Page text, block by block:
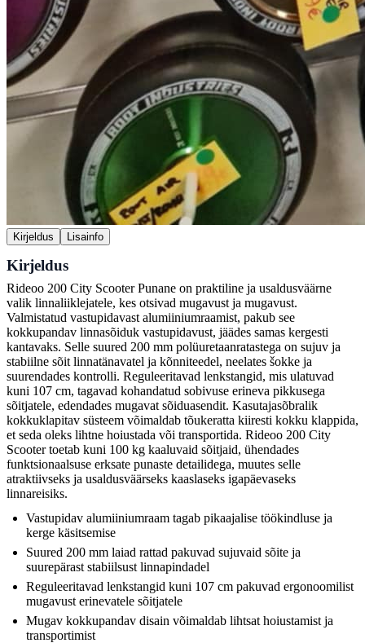
Kirjeldus Lisainfo
Kirjeldus
Rideoo 200 City Scooter Punane on praktiline ja usaldusväärne
valik linnaliiklejatele, kes otsivad mugavust ja mugavust.
Valmistatud vastupidavast alumiiniumraamist, pakub see
kokkupandav linnasõiduk vastupidavust, jäädes samas kergesti
kantavaks. Selle suured 200 mm polüuretaanratastega on sujuv ja
stabiilne sõit linnatänavatel ja kõnniteedel, neelates šokke ja
suurendades kontrolli. Reguleeritavad lenkstangid, mis ulatuvad
kuni 107 cm, tagavad kohandatud sobivuse erineva pikkusega
sõitjatele, edendades mugavat sõiduasendit. Kasutajasõbralik
kokkuklapitav süsteem võimaldab tõukeratta kiiresti kokku klappida,
et seda oleks lihtne hoiustada või transportida. Rideoo 200 City
Scooter toetab kuni 100 kg kaaluvaid sõitjaid, ühendades
funktsionaalsuse erksate punaste detailidega, muutes selle
atraktiivseks ja usaldusväärseks kaaslaseks igapäevaseks
linnareisiks.
Vastupidav alumiiniumraam tagab pikaajalise töökindluse ja
kerge käsitsemise
Suured 200 mm laiad rattad pakuvad sujuvaid sõite ja
suurepärast stabiilsust linnapindadel
Reguleeritavad lenkstangid kuni 107 cm pakuvad ergonoomilist
mugavust erinevatele sõitjatele
Mugav kokkupandav disain võimaldab lihtsat hoiustamist ja
transportimist